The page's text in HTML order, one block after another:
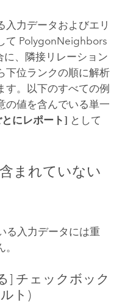
入力データおよびエリ
て PolygonNeighbors
に、隣接リレーション
下位ランクの順に解析
す。以下のすべての例
の値を含んでいる単一
にレポート] として
まれていない
る入力データには重
] チェックボック
ト)